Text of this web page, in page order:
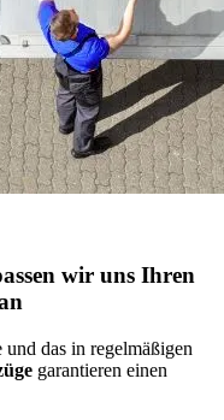
wir uns Ihren
und das in regelmäßigen
garantieren einen